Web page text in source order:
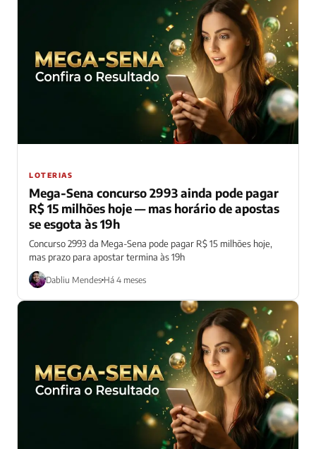
LOTERIAS
Mega-Sena concurso 2993 ainda pode pagar
R$ 15 milhões hoje — mas horário de apostas
se esgota às 19h
Concurso 2993 da Mega-Sena pode pagar R$ 15 milhões hoje,
mas prazo para apostar termina às 19h
Dabliu Mendes Há 4 meses